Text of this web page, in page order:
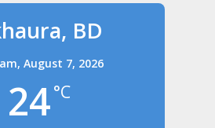
BD
am,August 7, 2026
24°C